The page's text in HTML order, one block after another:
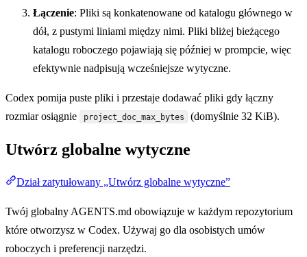
Łączenie: Pliki są konkatenowane od katalogu głównego w
dół, z pustymi liniami między nimi. Pliki bliżej bieżącego
katalogu roboczego pojawiają się później w prompcie, więc
efektywnie nadpisują wcześniejsze wytyczne.
Codex pomija puste pliki i przestaje dodawać pliki gdy łączny
rozmiar osiągnie
project_doc_max_bytes (domyślnie 32 KiB).
Utwórz globalne wytyczne
Dział zatytułowany „Utwórz globalne wytyczne”
Twój globalny AGENTS.md obowiązuje w każdym repozytorium
które otworzysz w Codex. Używaj go dla osobistych umów
roboczych i preferencji narzędzi.